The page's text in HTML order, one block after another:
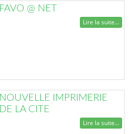
FAVO @ NET
Lire la suite...
NOUVELLE IMPRIMERIE
DE LA CITE
Lire la suite...